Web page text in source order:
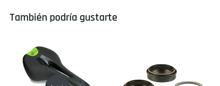
También podría gustarte